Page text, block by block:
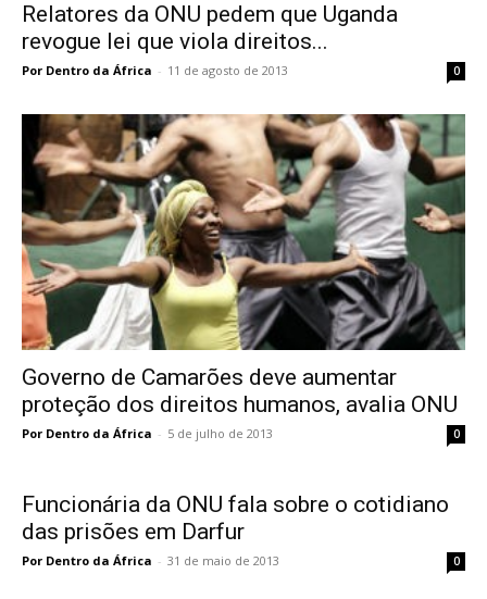
Relatores da ONU pedem que Uganda
revogue lei que viola direitos...
Por Dentro da África - 11 de agosto de 2013 0
Governo de Camarões deve aumentar
proteção dos direitos humanos, avalia ONU
Por Dentro da África - 5 de julho de 2013 0
Funcionária da ONU fala sobre o cotidiano
das prisões em Darfur
Por Dentro da África - 31 de maio de 2013 0